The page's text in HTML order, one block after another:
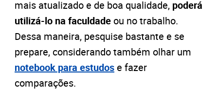
mais atualizado e de boa qualidade, poderá
utilizá-lo na faculdadeou no trabalho.
Dessa maneira, pesquise bastante e se
prepare, considerando também olhar um
notebook para estudos e fazer
comparações.